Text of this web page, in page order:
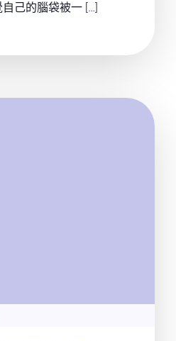
己的腦袋被一 […]